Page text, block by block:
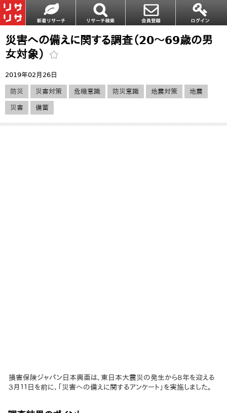
災害への備えに関する調査（20～69歳の男
女対象）
2019年02月26日
防災 災害対策 危機意識 防災意識 地震対策 地震
災害 備蓄
損害保険ジャパン日本興亜は、東日本大震災の発生から８年を迎える
３月１１日を前に、「災害への備えに関するアンケート」を実施しました。